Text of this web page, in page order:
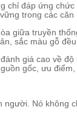
chỉ đáp ứng
trong các căn
giữa truyền
sắc màu gỗ
giá cao về
gốc, ưu
Nó không